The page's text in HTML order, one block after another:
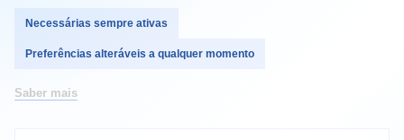
Canon Pixma MG5250
Canon Pixma MG6100
Canon Pixma MG6220
Necessárias sempre ativas
Preferências alteráveis a qualquer momento
Saber mais